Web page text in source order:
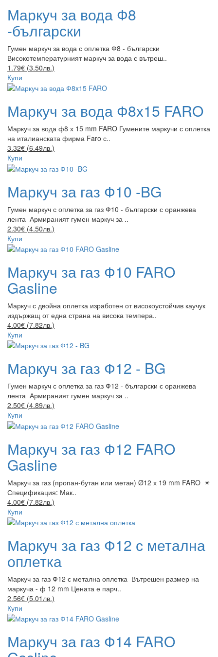
Маркуч за вода Ф8
-български
Гумен маркуч за вода с оплетка Ф8 - български
Високотемпературният маркуч за вода с вътреш..
1.79€ (3.50лв.)
Купи
Маркуч за вода Ф8x15 FARO
Маркуч за вода ф8 х 15 mm FARO Гумените маркучи с оплетка
на италианската фирма Faro с..
3.32€ (6.49лв.)
Купи
Маркуч за газ Ф10 -BG
Гумен маркуч с оплетка за газ Ф10 - български с оранжева
лента Армираният гумен маркуч за ..
2.30€ (4.50лв.)
Купи
Маркуч за газ Ф10 FARO
Gasline
Маркуч с двойна оплетка изработен от високоустойчив каучук
издържащ от една страна на висока темпера..
4.00€ (7.82лв.)
Купи
Маркуч за газ Ф12 - BG
Гумен маркуч с оплетка за газ Ф12 - български с оранжева
лента Армираният гумен маркуч за ..
2.50€ (4.89лв.)
Купи
Маркуч за газ Ф12 FARO
Gasline
Маркуч за газ (пропан-бутан или метан) Ø12 х 19 mm FARO ✴
Спецификация: Мак..
4.00€ (7.82лв.)
Купи
Маркуч за газ Ф12 с метална
оплетка
Маркуч за газ Ф12 с метална оплетка Вътрешен размер на
маркуча - ф 12 mm Цената е парч..
2.56€ (5.01лв.)
Купи
Маркуч за газ Ф14 FARO